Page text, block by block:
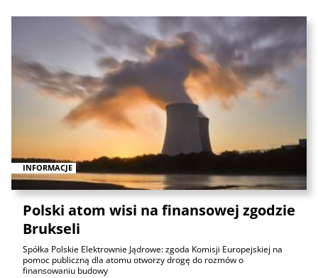
INFORMACJE
Polski atom wisi na finansowej zgodzie
Brukseli
Spółka Polskie Elektrownie Jądrowe: zgoda Komisji Europejskiej na
pomoc publiczną dla atomu otworzy drogę do rozmów o
finansowaniu budowy